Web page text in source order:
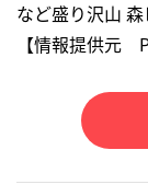
など盛り沢山
【情報提供元